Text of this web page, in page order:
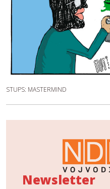
STUPS: MASTERMIND
Newsletter